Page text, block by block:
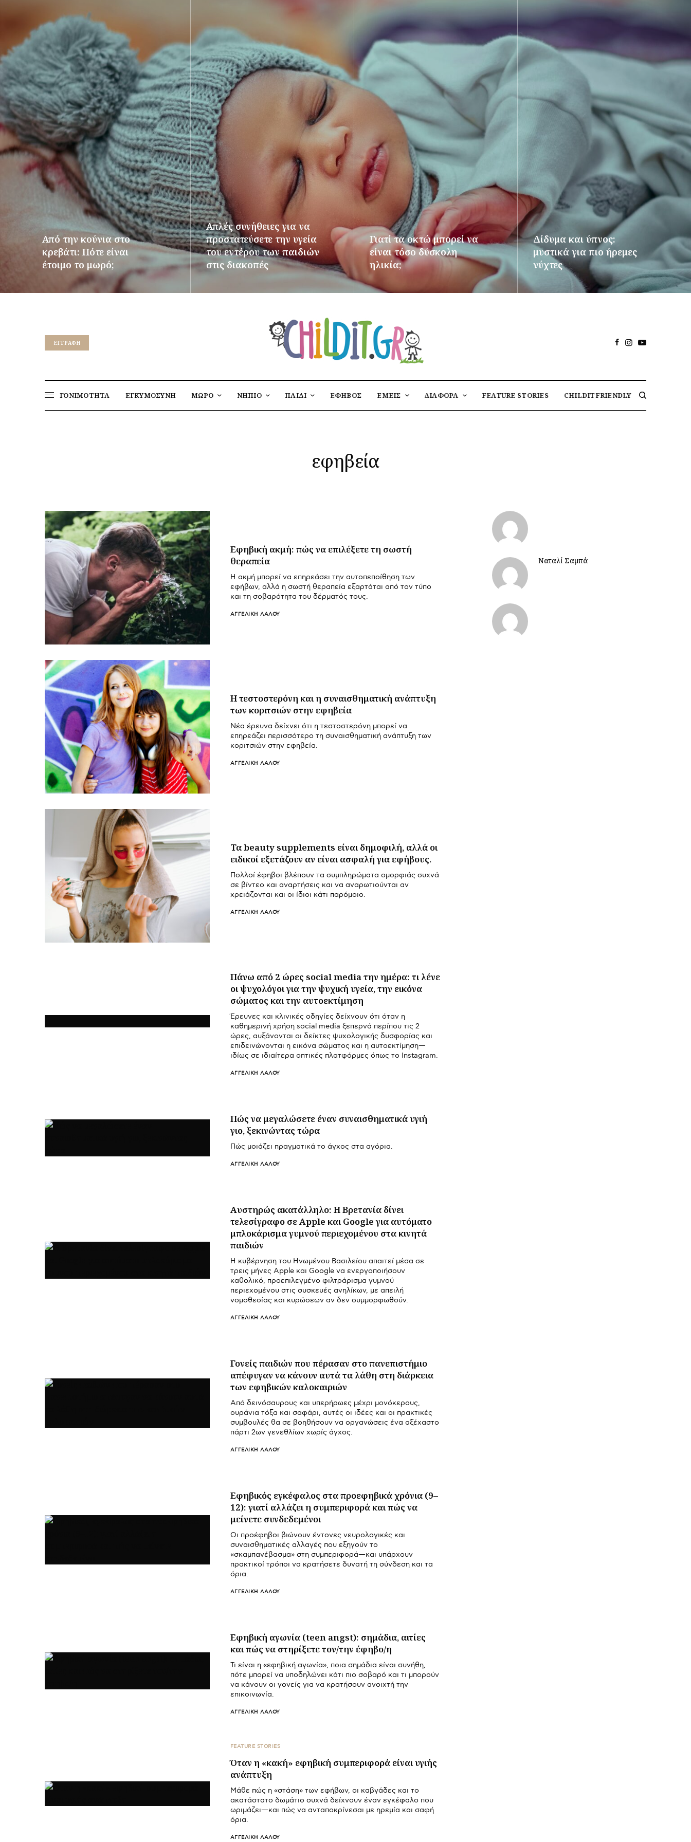
Από την κούνια στο
κρεβάτι: Πότε είναι
έτοιμο το μωρό;
Απλές συνήθειες για να
προστατεύσετε την υγεία
του εντέρου των παιδιών
στις διακοπές
Γιατί τα οκτώ μπορεί να
είναι τόσο δύσκολη
ηλικία;
ΠΕΡΙΣΣΌΤΕΡΑ
Δίδυμα και ύπνος:
μυστικά για πιο ήρεμες
νύχτες
ΠΕΡΙΣΣΌΤΕΡΑ
EΓΓΡΑΦΉ
ΓΟΝΙΜΟΤΗΤΑ ΕΓΚΥΜΟΣΥΝΗ ΜΩΡΟ ΝΗΠΙΟ ΠΑΙΔΙ ΕΦΗΒΟΣ ΕΜΕΙΣ ΔΙΑΦΟΡΑ FEATURE STORIES CHILDITFRIENDLY
εφηβεία
Εφηβική ακμή: πώς να επιλέξετε τη σωστή
θεραπεία
Η ακμή μπορεί να επηρεάσει την αυτοπεποίθηση των
εφήβων, αλλά η σωστή θεραπεία εξαρτάται από τον τύπο
και τη σοβαρότητα του δέρματός τους.
ΑΓΓΕΛΙΚΉ ΛΆΛΟΥ
Η τεστοστερόνη και η συναισθηματική ανάπτυξη
των κοριτσιών στην εφηβεία
Νέα έρευνα δείχνει ότι η τεστοστερόνη μπορεί να
επηρεάζει περισσότερο τη συναισθηματική ανάπτυξη των
κοριτσιών στην εφηβεία.
ΑΓΓΕΛΙΚΉ ΛΆΛΟΥ
Τα beauty supplements είναι δημοφιλή, αλλά οι
ειδικοί εξετάζουν αν είναι ασφαλή για εφήβους.
Πολλοί έφηβοι βλέπουν τα συμπληρώματα ομορφιάς συχνά
σε βίντεο και αναρτήσεις και να αναρωτιούνται αν
χρειάζονται και οι ίδιοι κάτι παρόμοιο.
ΑΓΓΕΛΙΚΉ ΛΆΛΟΥ
Πάνω από 2 ώρες social media την ημέρα: τι λένε
οι ψυχολόγοι για την ψυχική υγεία, την εικόνα
σώματος και την αυτοεκτίμηση
Έρευνες και κλινικές οδηγίες δείχνουν ότι όταν η
καθημερινή χρήση social media ξεπερνά περίπου τις 2
ώρες, αυξάνονται οι δείκτες ψυχολογικής δυσφορίας και
επιδεινώνονται η εικόνα σώματος και η αυτοεκτίμηση—
ιδίως σε ιδιαίτερα οπτικές πλατφόρμες όπως το Instagram.
ΑΓΓΕΛΙΚΉ ΛΆΛΟΥ
Πώς να μεγαλώσετε έναν συναισθηματικά υγιή
γιο, ξεκινώντας τώρα
Πώς μοιάζει πραγματικά το άγχος στα αγόρια.
ΑΓΓΕΛΙΚΉ ΛΆΛΟΥ
Αυστηρώς ακατάλληλο: Η Βρετανία δίνει
τελεσίγραφο σε Apple και Google για αυτόματο
μπλοκάρισμα γυμνού περιεχομένου στα κινητά
παιδιών
Η κυβέρνηση του Ηνωμένου Βασιλείου απαιτεί μέσα σε
τρεις μήνες Apple και Google να ενεργοποιήσουν
καθολικό, προεπιλεγμένο φιλτράρισμα γυμνού
περιεχομένου στις συσκευές ανηλίκων, με απειλή
νομοθεσίας και κυρώσεων αν δεν συμμορφωθούν.
ΑΓΓΕΛΙΚΉ ΛΆΛΟΥ
Γονείς παιδιών που πέρασαν στο πανεπιστήμιο
απέφυγαν να κάνουν αυτά τα λάθη στη διάρκεια
των εφηβικών καλοκαιριών
Από δεινόσαυρους και υπερήρωες μέχρι μονόκερους,
ουράνια τόξα και σαφάρι, αυτές οι ιδέες και οι πρακτικές
συμβουλές θα σε βοηθήσουν να οργανώσεις ένα αξέχαστο
πάρτι 2ων γενεθλίων χωρίς άγχος.
ΑΓΓΕΛΙΚΉ ΛΆΛΟΥ
Εφηβικός εγκέφαλος στα προεφηβικά χρόνια (9–
12): γιατί αλλάζει η συμπεριφορά και πώς να
μείνετε συνδεδεμένοι
Οι προέφηβοι βιώνουν έντονες νευρολογικές και
συναισθηματικές αλλαγές που εξηγούν το
«σκαμπανέβασμα» στη συμπεριφορά—και υπάρχουν
πρακτικοί τρόποι να κρατήσετε δυνατή τη σύνδεση και τα
όρια.
ΑΓΓΕΛΙΚΉ ΛΆΛΟΥ
Εφηβική αγωνία (teen angst): σημάδια, αιτίες
και πώς να στηρίξετε τον/την έφηβο/η
Τι είναι η «εφηβική αγωνία», ποια σημάδια είναι συνήθη,
πότε μπορεί να υποδηλώνει κάτι πιο σοβαρό και τι μπορούν
να κάνουν οι γονείς για να κρατήσουν ανοιχτή την
επικοινωνία.
ΑΓΓΕΛΙΚΉ ΛΆΛΟΥ
FEATURE STORIES
Όταν η «κακή» εφηβική συμπεριφορά είναι υγιής
ανάπτυξη
Μάθε πώς η «στάση» των εφήβων, οι καβγάδες και το
ακατάστατο δωμάτιο συχνά δείχνουν έναν εγκέφαλο που
ωριμάζει—και πώς να ανταποκρίνεσαι με ηρεμία και σαφή
όρια.
ΑΓΓΕΛΙΚΉ ΛΆΛΟΥ
Ναταλί Σαμπά